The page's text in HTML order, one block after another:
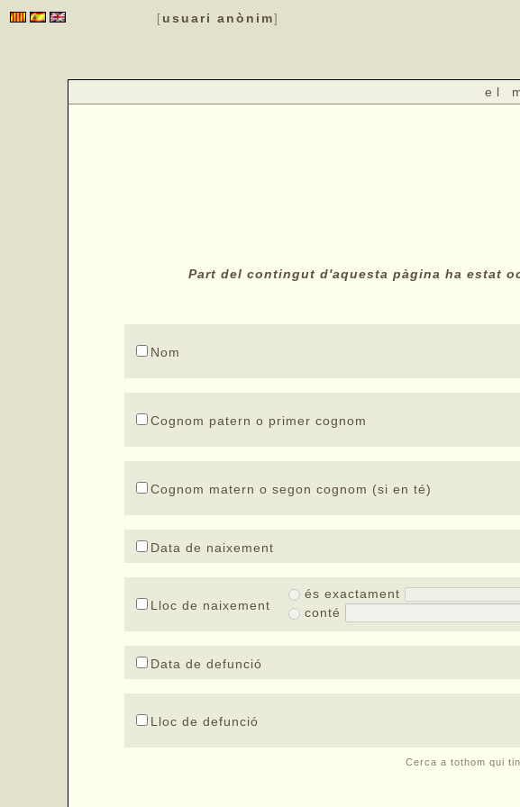
[ usuari anònim]
el
Part del contingut d'aquesta pàgina ha estat
Nom
Cognom patern o primer cognom
Cognom matern o segon cognom (si en té)
Data de naixement
Lloc de naixement
és exactament
conté
Data de defunció
Lloc de defunció
Cerca a tothom qui